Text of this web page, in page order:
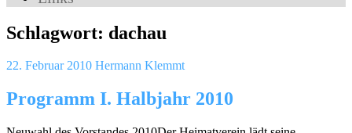
Schlagwort: dachau
22. Februar 2010 Hermann Klemmt
Programm I. Halbjahr 2010